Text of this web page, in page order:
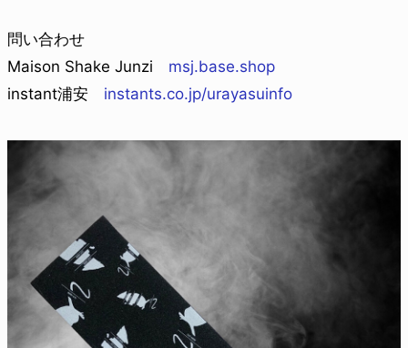
問い合わせ
Maison Shake Junzi msj.base.shop
instant浦安 instants.co.jp/urayasuinfo